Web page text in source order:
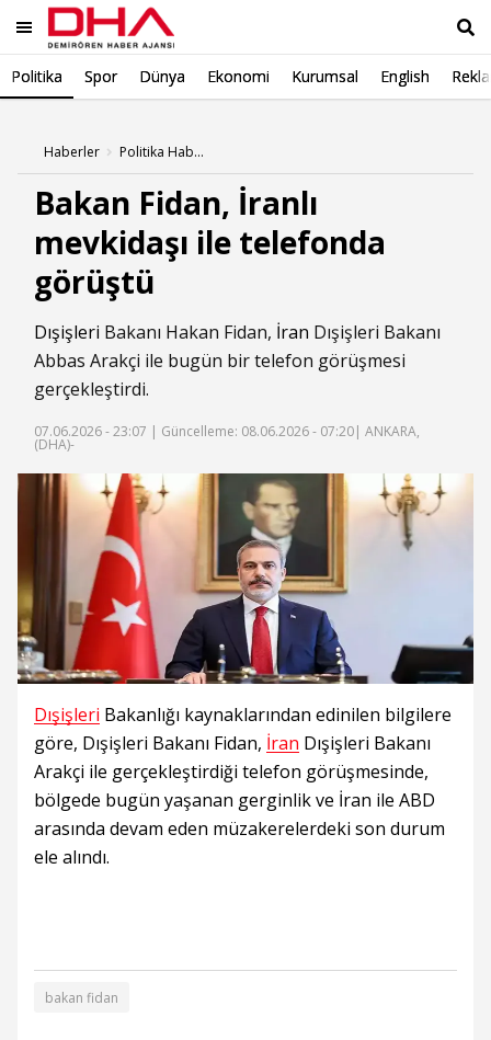
Politika Spor Dünya Ekonomi Kurumsal English
Haberler Politika Haberleri
Bakan Fidan, İranlı
mevkidaşı ile telefonda
görüştü
Dışişleri Bakanı Hakan Fidan, İran Dışişleri Bakanı
Abbas Arakçi ile bugün bir telefon görüşmesi
gerçekleştirdi.
07.06.2026 - 23:07 | Güncelleme: 08.06.2026 - 07:20| ANKARA,
(DHA)-
Dışişleri Bakanlığı kaynaklarından edinilen bilgilere
göre, Dışişleri Bakanı Fidan, İran Dışişleri Bakanı
Arakçi ile gerçekleştirdiği telefon görüşmesinde,
bölgede bugün yaşanan gerginlik ve İran ile ABD
arasında devam eden müzakerelerdeki son durum
ele alındı.
bakan fidan